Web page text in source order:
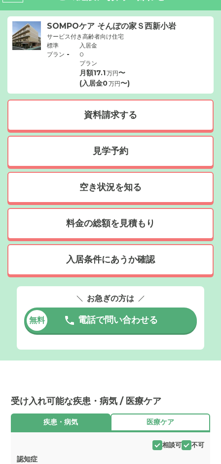
SOMPOケア そんぽの家Ｓ西新小岩
サービス付き高齢者向け住宅
標準
プラン -
入居金
0
プラン
月額17.1万円〜
(入居金0万円〜)
資料請求する
見学予約
空き状況を知る
料金の総額を見積もり
入居条件にあうか確認
お急ぎの方は
無料 電話で問い合わせる
受け入れ可能な疾患・病気 / 医療ケア
疾患・病気 医療ケア
相談可 不可
認知症